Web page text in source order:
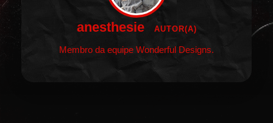
anesthesie AUTOR(A)
Membro da equipe Wonderful Designs.